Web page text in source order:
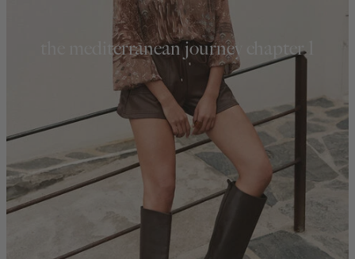
the mediterranean journey chapter 1